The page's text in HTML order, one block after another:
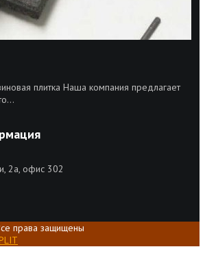
плитка Наша компания предлагает
2а, офис 302
права защищены